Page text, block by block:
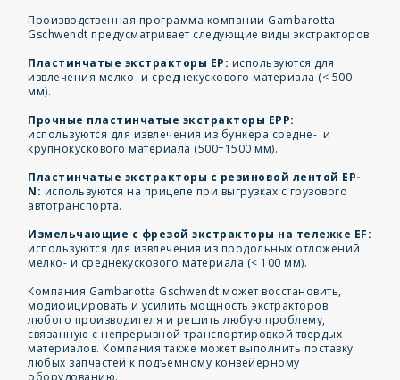
Производственная программа компании Gambarotta
Gschwendt предусматривает следующие виды экстракторов:
Пластинчатые экстракторы EP: используются для
извлечения мелко- и среднекускового материала (< 500
мм).
Прочные пластинчатые экстракторы EPP:
используются для извлечения из бункера средне- и
крупнокускового материала (500÷1500 мм).
Пластинчатые экстракторы с резиновой лентой EP-
N: используются на прицепе при выгрузках с грузового
автотранспорта.
Измельчающие с фрезой экстракторы на тележке EF:
используются для извлечения из продольных отложений
мелко- и среднекускового материала (< 100 мм).
Компания Gambarotta Gschwendt может восстановить,
модифицировать и усилить мощность экстракторов
любого производителя и решить любую проблему,
связанную с непрерывной транспортировкой твердых
материалов. Компания также может выполнить поставку
любых запчастей к подъемному конвейерному
оборудованию.